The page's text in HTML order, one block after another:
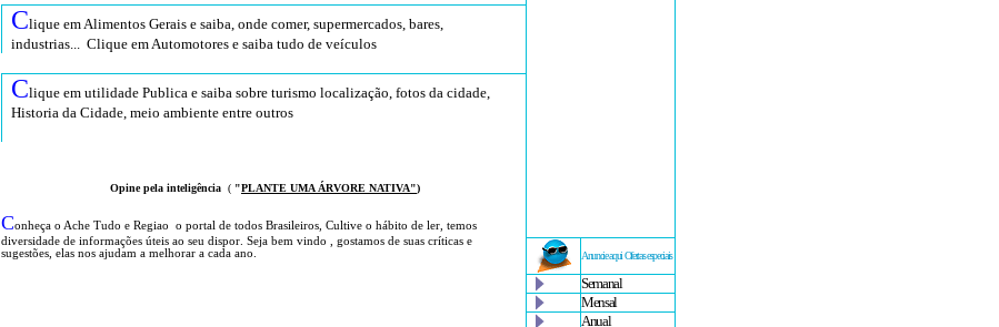
Clique em Alimentos Gerais e saiba, onde comer, supermercados, bares,
industrias... Clique em Automotores e saiba tudo de veículos
Clique em utilidade Publica e saiba sobre turismo localização, fotos da cidade,
Historia da Cidade, meio ambiente entre outros
Opine pela inteligência ( "PLANTE UMA ÁRVORE NATIVA")
Conheça o Ache Tudo e Regiao o portal de todos Brasileiros Cultive o hábito de ler, temos
diversidade de informações úteis ao seu dispor Seja bem vindo , gostamos de suas críticas e
sugestões, elas nos ajudam a melhorar a cada ano.
Anuncie aqui Ofertas especiais
Semanal
Mensal
Anual